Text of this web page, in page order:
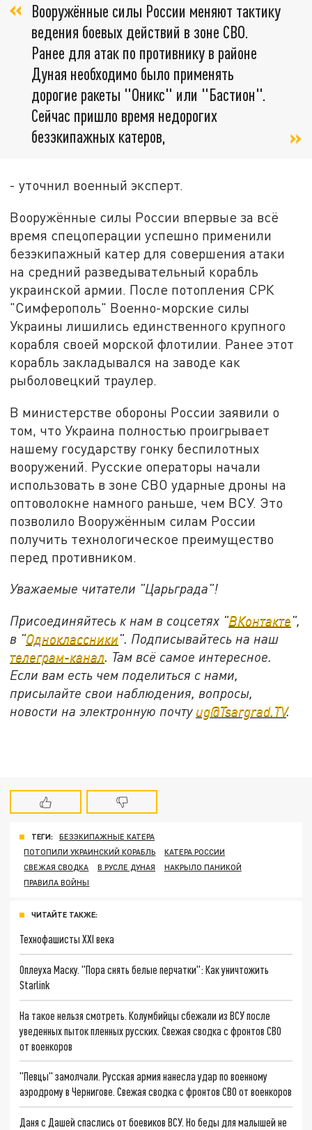
Вооружённые силы России меняют тактику
ведения боевых действий в зоне СВО.
Ранее для атак по противнику в районе
Дуная необходимо было применять
дорогие ракеты "Оникс" или "Бастион".
Сейчас пришло время недорогих
безэкипажных катеров,
- уточнил военный эксперт.
Вооружённые силы России впервые за всё
время спецоперации успешно применили
безэкипажный катер для совершения атаки
на средний разведывательный корабль
украинской армии. После потопления СРК
"Симферополь" Военно-морские силы
Украины лишились единственного крупного
корабля своей морской флотилии. Ранее этот
корабль закладывался на заводе как
рыболовецкий траулер.
В министерстве обороны России заявили о
том, что Украина полностью проигрывает
нашему государству гонку беспилотных
вооружений. Русские операторы начали
использовать в зоне СВО ударные дроны на
оптоволокне намного раньше, чем ВСУ. Это
позволило Вооружённым силам России
получить технологическое преимущество
перед противником.
Уважаемые читатели "Царьграда"!
Присоединяйтесь к нам в соцсетях "ВКонтакте",
в "Одноклассники". Подписывайтесь на наш
телеграм-канал. Там всё самое интересное.
Если вам есть чем поделиться с нами,
присылайте свои наблюдения, вопросы,
новости на электронную почту ug@Tsargrad.TV.
ТЕГИ:
БЕЗЭКИПАЖНЫЕ КАТЕРА
ПОТОПИЛИ УКРАИНСКИЙ КОРАБЛЬ
КАТЕРА РОССИИ
СВЕЖАЯ СВОДКА
В РУСЛЕ ДУНАЯ
НАКРЫЛО ПАНИКОЙ
ПРАВИЛА ВОЙНЫ
ЧИТАЙТЕ ТАКЖЕ:
Технофашисты XXI века
Оплеуха Маску. "Пора снять белые перчатки": Как уничтожить
Starlink
На такое нельзя смотреть. Колумбийцы сбежали из ВСУ после
уведенных пыток пленных русских. Свежая сводка с фронтов СВО
от военкоров
"Певцы" замолчали. Русская армия нанесла удар по военному
аэродрому в Чернигове. Свежая сводка с фронтов СВО от военкоров
Даня с Дашей спаслись от боевиков ВСУ. Но беды для малышей не